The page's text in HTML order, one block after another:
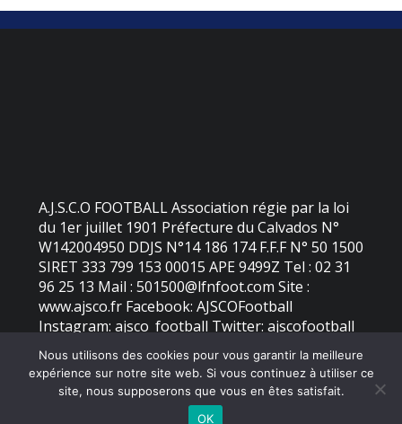
A.J.S.C.O FOOTBALL Association régie par la loi
du 1er juillet 1901 Préfecture du Calvados N°
W142004950 DDJS N°14 186 174 F.F.F N° 50 1500
SIRET 333 799 153 00015 APE 9499Z Tel : 02 31
96 25 13 Mail : 501500@lfnfoot.com Site :
www.ajsco.fr Facebook: AJSCOFootball
Instagram: ajsco_football Twitter: ajscofootball
2026 - AJS Colleville Ouistreham | Site internet réalisé par
Nous utilisons des cookies pour vous garantir la meilleure
expérience sur notre site web. Si vous continuez à utiliser ce
site, nous supposerons que vous en êtes satisfait.
OK